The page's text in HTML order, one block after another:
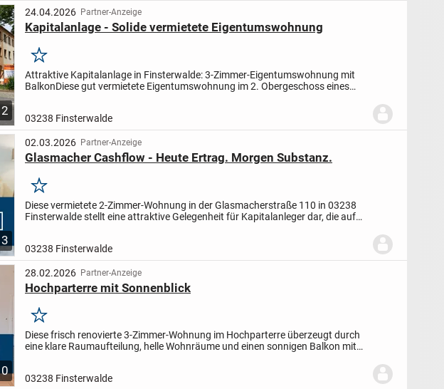
2
24.04.2026 Partner-Anzeige
Kapitalanlage - Solide vermietete Eigentumswohnung
Merken
Attraktive Kapitalanlage in Finsterwalde: 3-Zimmer-Eigentumswohnung mit
BalkonDiese gut vermietete Eigentumswohnung im 2. Obergeschoss eines
03238 Finsterwalde
3
02.03.2026 Partner-Anzeige
Glasmacher Cashflow - Heute Ertrag. Morgen Substanz.
Merken
Diese vermietete 2-Zimmer-Wohnung in der Glasmacherstraße 110 in 03238
Finsterwalde stellt eine attraktive Gelegenheit für Kapitalanleger dar, die auf
03238 Finsterwalde
28.02.2026 Partner-Anzeige
Hochparterre mit Sonnenblick
Merken
Diese frisch renovierte 3-Zimmer-Wohnung im Hochparterre überzeugt durch
eine klare Raumaufteilung, helle Wohnräume und einen sonnigen Balkon mit
03238 Finsterwalde